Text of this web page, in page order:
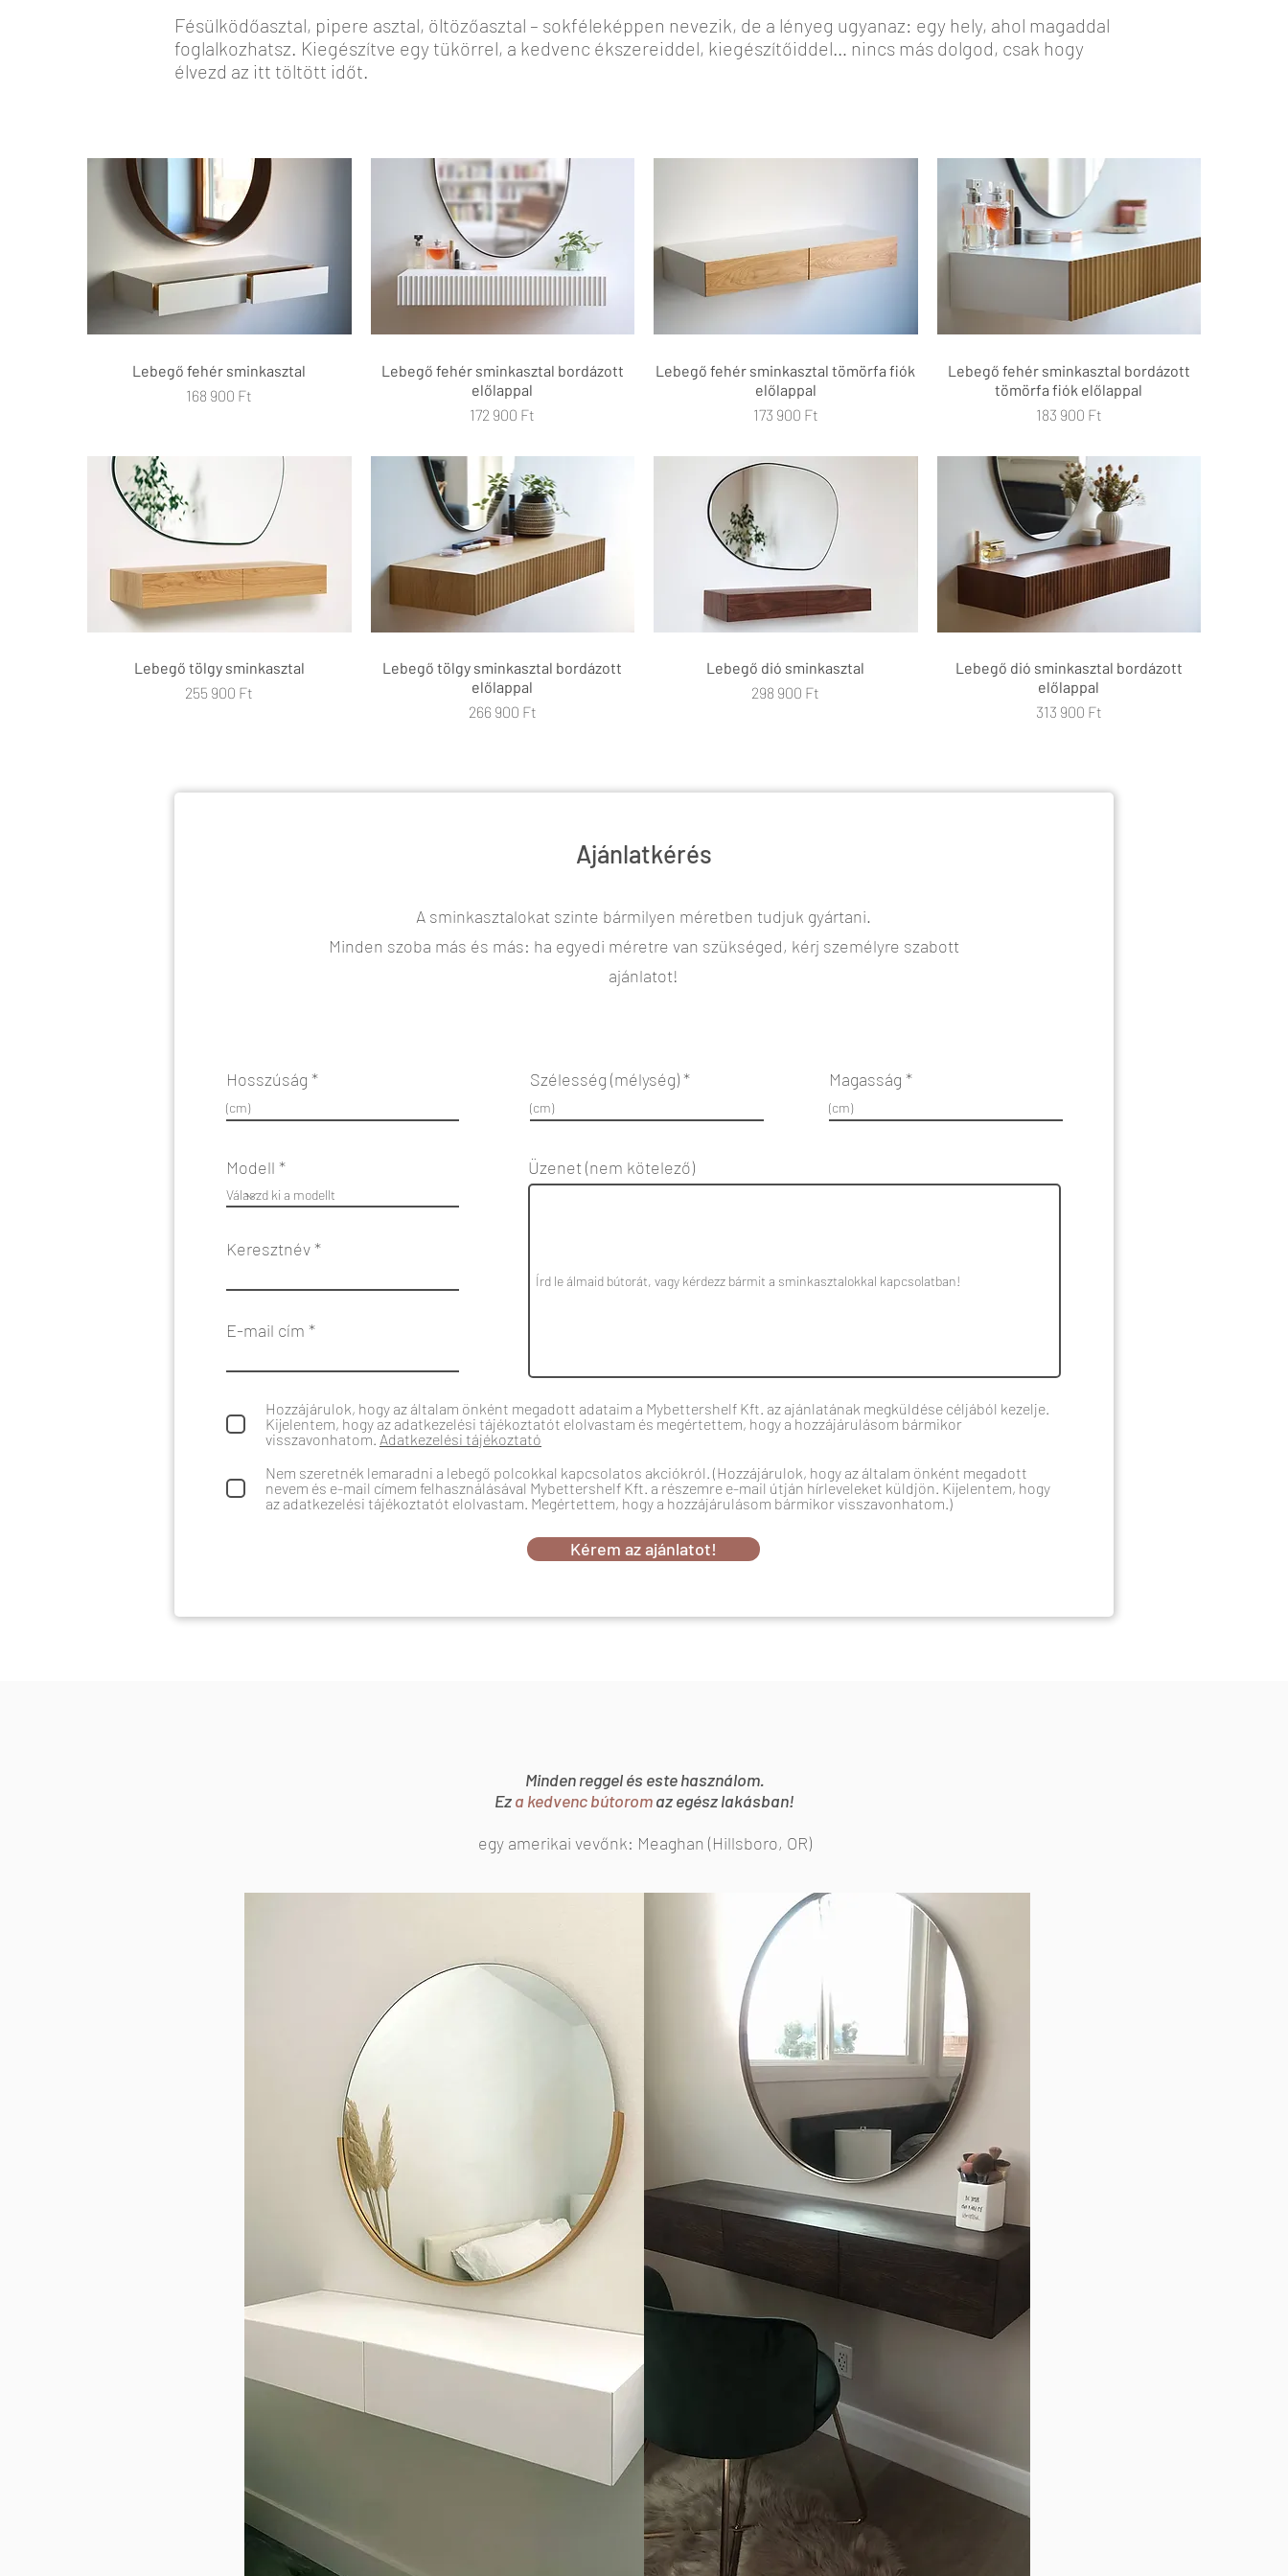
Fésülködőasztal, pipere asztal, öltözőasztal – sokféleképpen nevezik, de a lényeg ugyanaz: egy hely, ahol magaddal
foglalkozhatsz. Kiegészítve egy tükörrel, a kedvenc ékszereiddel, kiegészítőiddel… nincs más dolgod, csak hogy
élvezd az itt töltött időt.
Gyorsnézet
Lebegő fehér sminkasztal
Ár
168 900 Ft
Gyorsnézet
Lebegő fehér sminkasztal bordázott
előlappal
Ár
172 900 Ft
Gyorsnézet
Lebegő fehér sminkasztal tömörfa fiók
előlappal
Ár
173 900 Ft
Gyorsnézet
Lebegő fehér sminkasztal bordázott
tömörfa fiók előlappal
Ár
183 900 Ft
Gyorsnézet
Lebegő tölgy sminkasztal
Ár
255 900 Ft
Gyorsnézet
Lebegő tölgy sminkasztal bordázott
előlappal
Ár
266 900 Ft
Gyorsnézet
Lebegő dió sminkasztal
Ár
298 900 Ft
Gyorsnézet
Lebegő dió sminkasztal bordázott
előlappal
Ár
313 900 Ft
Ajánlatkérés
A sminkasztalokat szinte bármilyen méretben tudjuk gyártani.
Minden szoba más és más: ha egyedi méretre van szükséged, kérj személyre szabott
ajánlatot!
Hosszúság
Modell
Keresztnév
E-mail cím
Szélesség (mélység) Magasság
Üzenet (nem kötelező)
Hozzájárulok, hogy az általam önként megadott adataim a Mybettershelf Kft. az ajánlatának megküldése céljából kezelje.
Kijelentem, hogy az adatkezelési tájékoztatót elolvastam és megértettem, hogy a hozzájárulásom bármikor
visszavonhatom. Adatkezelési tájékoztató
Nem szeretnék lemaradni a lebegő polcokkal kapcsolatos akciókról. (Hozzájárulok, hogy az általam önként megadott
nevem és e-mail címem felhasználásával Mybettershelf Kft. a részemre e-mail útján hírleveleket küldjön. Kijelentem, hogy
az adatkezelési tájékoztatót elolvastam. Megértettem, hogy a hozzájárulásom bármikor visszavonhatom.)
Kérem az ajánlatot!
Minden reggel és este használom.
Eza kedvenc bútoromaz egész lakásban!
egy amerikai vevőnk: Meaghan (Hillsboro, OR)